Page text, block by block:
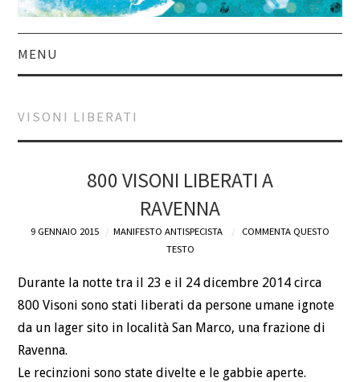
MENU
ACQUISTALO
BLOG
CONTATTI
VISONI LIBERATI
800 VISONI LIBERATI A
RAVENNA
9 GENNAIO 2015 MANIFESTO ANTISPECISTA
COMMENTA QUESTO
TESTO
Durante la notte tra il 23 e il 24 dicembre 2014 circa
800 Visoni sono stati liberati da persone umane ignote
da un lager sito in località San Marco, una frazione di
Ravenna.
Le recinzioni sono state divelte e le gabbie aperte.